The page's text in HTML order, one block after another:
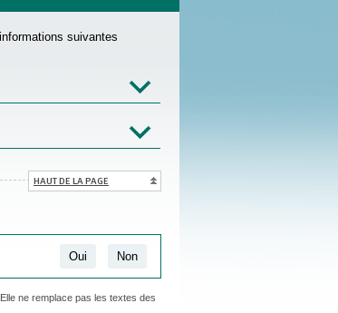
suivantes
HAUT DE LA PAGE
Oui Non
ne remplace pas les textes des